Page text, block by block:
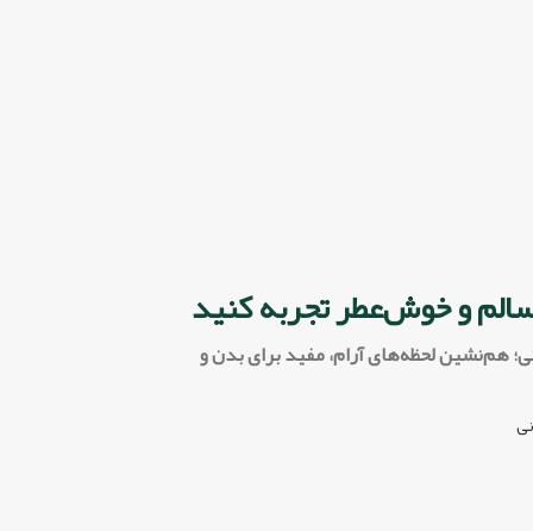
و خوش‌عطر تجربه کنید
هم‌نشین لحظه‌های آرام، مفید برای بدن و